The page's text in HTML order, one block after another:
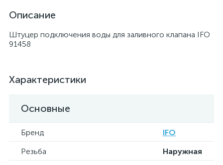
Описание
Штуцер подключения воды для заливного клапана IFO
91458
Характеристики
Основные
Бренд
IFO
Резьба
Наружная